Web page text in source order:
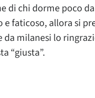
di chi dorme poco
faticoso, allora si
milanesi lo
“giusta”.